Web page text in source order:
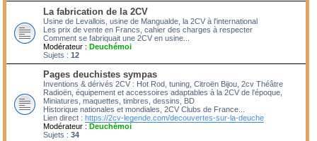
La fabrication de la 2CV
Usine de Levallois, usine de Mangualde, la 2CV à l'international
Les prix de vente en Francs, cahier des charges à respecter
Comment se fabriquait une 2CV en usine...
Modérateur : Deuchémoi
Sujets : 12
Pages deuchistes sympas
Inventions & dérivés 2CV : Hot Rod, tuning, Citroën Bijou, 2cv Théâtre
Radioën, équipement et accessoires adaptables à la 2CV de l'époque,
Miniatures, maquettes, timbres, dessins, BD
Historique nationales et mondiales, 2CV Clubs de France...
Lien direct : https://2cv-legende.com/decouvertes-sur-la-deuche
Modérateur : Deuchémoi
Sujets : 34